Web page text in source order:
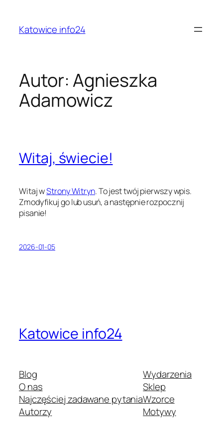
treściKatowice info24
Autor:Agnieszka
Adamowicz
Witaj, świecie!
Witaj wStrony Witryn. To jest twój pierwszy wpis.
Zmodyfikuj go lub usuń, a następnie rozpocznij
pisanie!
2026-01-05
Katowice info24
Blog
O nas
Najczęściej zadawane pytania
Autorzy
Wydarzenia
Sklep
Wzorce
Motywy